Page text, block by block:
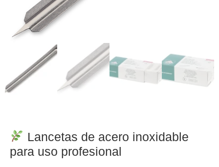
Lancetas de acero inoxidable
para uso profesional